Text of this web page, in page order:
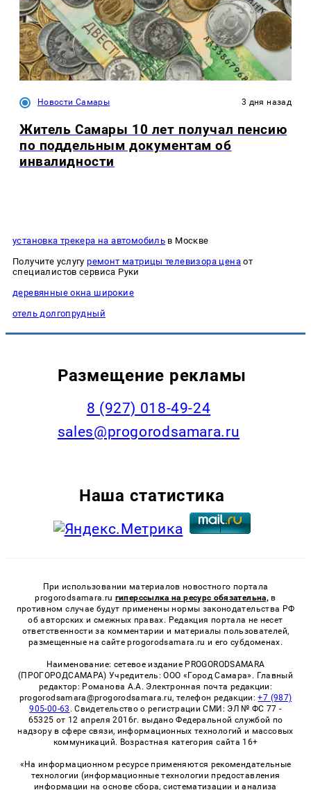
Новости Самары 3 дня назад
Житель Самары 10 лет получал пенсию
по поддельным документам об
инвалидности
установка трекера на автомобиль в Москве
Получите услугуремонт матрицы телевизора ценаот
специалистов сервиса Руки
деревянные окна широкие
отель долгопрудный
Размещение рекламы
8 (927) 018-49-24
sales@progorodsamara.ru
Наша статистика
При использовании материалов новостного портала
progorodsamara.ru гиперссылка на ресурс обязательна, в
противном случае будут применены нормы законодательства РФ
об авторских и смежных правах. Редакция портала не несет
ответственности за комментарии и материалы пользователей,
размещенные на сайте progorodsamara.ru и его субдоменах.
Наименование: сетевое издание PROGORODSAMARA
(ПРОГОРОДСАМАРА) Учредитель: ООО «Город Самара». Главный
редактор: Романова А.А. Электронная почта редакции:
progorodsamara@progorodsamara.ru, телефон редакции:+7 (987)
905-00-63 . Свидетельство о регистрации СМИ: ЭЛ № ФС 77 -
65325 от 12 апреля 2016г. выдано Федеральной службой по
надзору в сфере связи, информационных технологий и массовых
коммуникаций. Возрастная категория сайта 16+
«На информационном ресурсе применяются рекомендательные
технологии (информационные технологии предоставления
информации на основе сбора, систематизации и анализа